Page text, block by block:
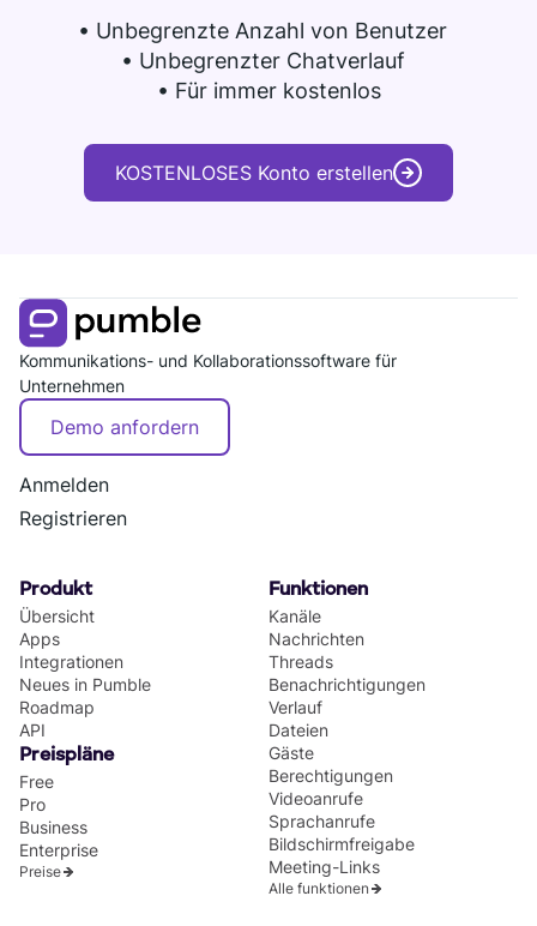
• Unbegrenzte Anzahl von Benutzer
• Unbegrenzter Chatverlauf
• Für immer kostenlos
KOSTENLOSES Konto erstellen
Kommunikations- und Kollaborationssoftware für
Unternehmen
Demo anfordern
Anmelden
Registrieren
Produkt
Übersicht
Apps
Integrationen
Neues in Pumble
Roadmap
API
Preispläne
Free
Pro
Business
Enterprise
Preise
Funktionen
Kanäle
Nachrichten
Threads
Benachrichtigungen
Verlauf
Dateien
Gäste
Berechtigungen
Videoanrufe
Sprachanrufe
Bildschirmfreigabe
Meeting-Links
Alle funktionen